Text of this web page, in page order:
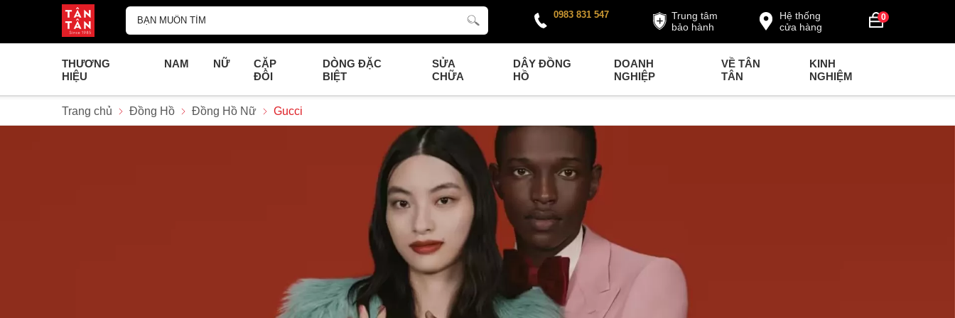
0
Hệ thống
cửa hàng
Trung tâm
bảo hành
0983 831 547
THƯƠNG
HIỆU
NAM NỮ
CẶP
ĐÔI
DÒNG ĐẶC
BIỆT
SỬA
CHỮA
DÂY ĐỒNG
HỒ
DOANH
NGHIỆP
VỀ TÂN
TÂN
KINH
NGHIỆM
Trang chủ Đồng Hồ Đồng Hồ Nữ Gucci